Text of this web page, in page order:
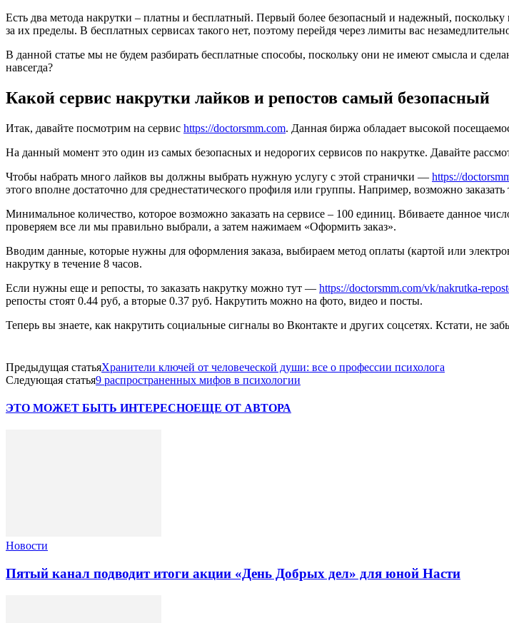
Есть два метода накрутки – платны и бесплатный. Первый более безопасный и надежный,
за их пределы. В бесплатных сервисах такого нет, поэтому перейдя через лимиты вас
В данной статье мы не будем разбирать бесплатные способы, поскольку они не имеют смысла и
навсегда?
Какой сервис накрутки лайков и репостов самый безопасный
Итак, давайте посмотрим на сервис https://doctorsmm.com. Данная биржа обладает высокой
На данный момент это один из самых безопасных и недорогих сервисов по накрутке. Давайте
Чтобы набрать много лайков вы должны выбрать нужную услугу с этой странички — https://
этого вполне достаточно для среднестатического профиля или группы. Например, возможно
Минимальное количество, которое возможно заказать на сервисе – 100 единиц. Вбиваете данное
проверяем все ли мы правильно выбрали, а затем нажимаем «Оформить заказ».
Вводим данные, которые нужны для оформления заказа, выбираем метод оплаты (картой или
накрутку в течение 8 часов.
Если нужны еще и репосты, то заказать накрутку можно тут — https://doctorsmm.com/vk/nakrutka-
репосты стоят 0.44 руб, а вторые 0.37 руб. Накрутить можно на фото, видео и посты.
Теперь вы знаете, как накрутить социальные сигналы во Вконтакте и других соцсетях. Кстати, не
Предыдущая статьяХранители ключей от человеческой души: все о профессии психолога
Следующая статья9 распространенных мифов в психологии
ЭТО МОЖЕТ БЫТЬ ИНТЕРЕСНОЕЩЕ ОТ АВТОРА
Новости
Пятый канал подводит итоги акции «День Добрых дел» для юной Насти